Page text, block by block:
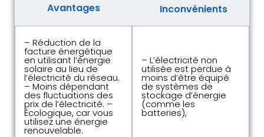
Avantages Inconvénients
– Réduction de la
facture énergétique
en utilisant l’énergie
solaire au lieu de
l’électricité du réseau.
– Moins dépendant
des fluctuations des
prix de l’électricité. –
Écologique, car vous
utilisez une énergie
renouvelable.
– L’électricité non
utilisée est perdue à
moins d’être équipé
de systèmes de
stockage d’énergie
(comme les
batteries),